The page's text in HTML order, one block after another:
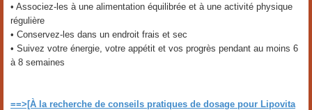
• Associez-les à une alimentation équilibrée et à une activité physique
régulière
• Conservez-les dans un endroit frais et sec
• Suivez votre énergie, votre appétit et vos progrès pendant au moins 6
à 8 semaines
==>[À la recherche de conseils pratiques de dosage pour Lipovita